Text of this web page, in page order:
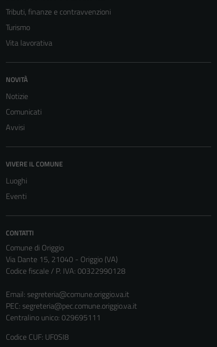
Tributi, finanze e contravvenzioni
Turismo
Vita lavorativa
NOVITÀ
Notizie
Comunicati
Avvisi
VIVERE IL COMUNE
Luoghi
Eventi
CONTATTI
Comune di Origgio
Via Dante 15, 21040 - Origgio (VA)
Codice fiscale / P. IVA: 00322990128
Email: segreteria@comune.origgio.va.it
PEC: segreteria@pec.comune.origgio.va.it
Centralino unico: 029695111
Codice CUF: UF0SI8